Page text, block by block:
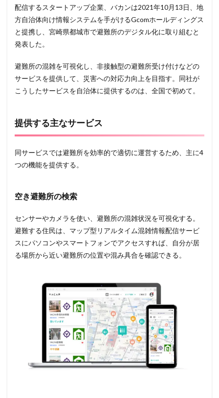
配信するスタートアップ企業、バカンは2021年10月13日、地
方自治体向け情報システムを手がけるGcomホールディングス
と提携し、宮崎県都城市で避難所のデジタル化に取り組むと
発表した。
避難所の混雑を可視化し、非接触型の避難所受け付けなどの
サービスを提供して、災害への対応力向上を目指す。同社が
こうしたサービスを自治体に提供するのは、全国で初めて。
提供する主なサービス
同サービスでは避難所を効率的で適切に運営するため、主に4
つの機能を提供する。
空き避難所の検索
センサーやカメラを使い、避難所の混雑状況を可視化する。
避難する住民は、マップ型リアルタイム混雑情報配信サービ
スにパソコンやスマートフォンでアクセスすれば、自分が居
る場所から近い避難所の位置や混み具合を確認できる。